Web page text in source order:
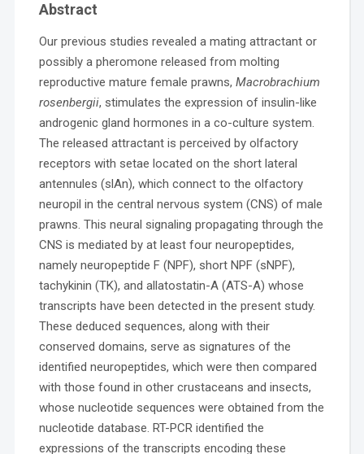
Abstract
Our previous studies revealed a mating attractant or
possibly a pheromone released from molting
reproductive mature female prawns, Macrobrachium
rosenbergii, stimulates the expression of insulin-like
androgenic gland hormones in a co-culture system.
The released attractant is perceived by olfactory
receptors with setae located on the short lateral
antennules (slAn), which connect to the olfactory
neuropil in the central nervous system (CNS) of male
prawns. This neural signaling propagating through the
CNS is mediated by at least four neuropeptides,
namely neuropeptide F (NPF), short NPF (sNPF),
tachykinin (TK), and allatostatin-A (ATS-A) whose
transcripts have been detected in the present study.
These deduced sequences, along with their
conserved domains, serve as signatures of the
identified neuropeptides, which were then compared
with those found in other crustaceans and insects,
whose nucleotide sequences were obtained from the
nucleotide database. RT-PCR identified the
expressions of the transcripts encoding these